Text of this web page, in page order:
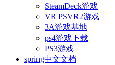
SteamDeck游戏
VR PSVR2游戏
3A游戏基地
ps4游戏下载
PS3游戏
spring中文文档